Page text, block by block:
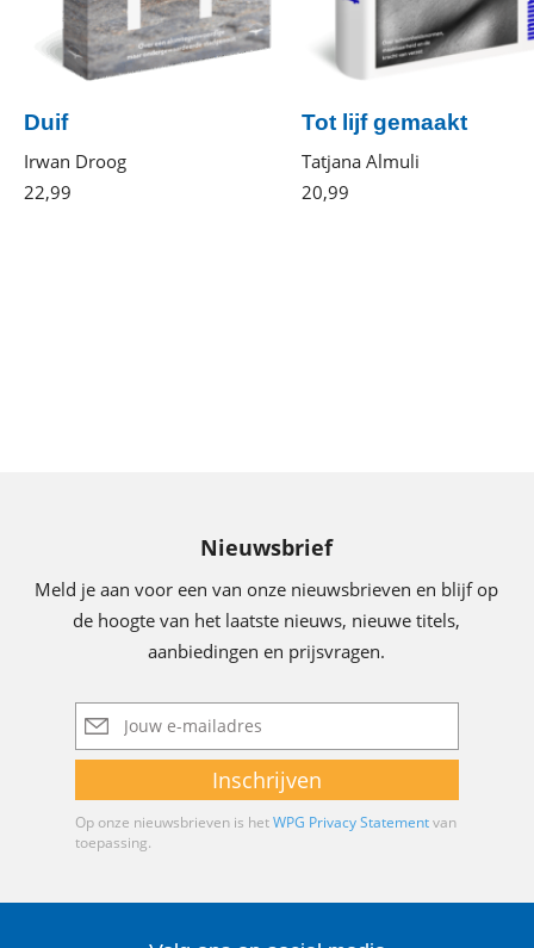
Duif
Irwan Droog
22,99
Tot lijf gemaakt
Tatjana Almuli
20,99
Nieuwsbrief
Meld je aan voor een van onze nieuwsbrieven en blijf op
de hoogte van het laatste nieuws, nieuwe titels,
aanbiedingen en prijsvragen.
E-
mailadres
Inschrijven
Op onze nieuwsbrieven is hetWPG Privacy Statementvan
toepassing.